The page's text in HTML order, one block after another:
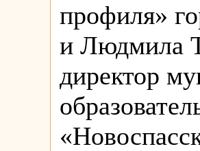
профиля»
и Людмила
директор